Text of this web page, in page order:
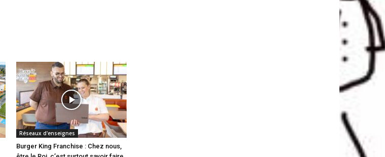
Réseaux d'enseignes
Burger King Franchise : Chez nous,